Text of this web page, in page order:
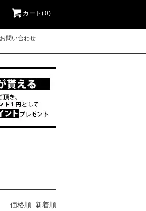
カート(0)
お問い合わせ
価格順 新着順